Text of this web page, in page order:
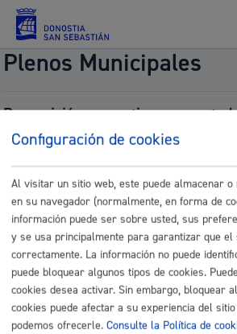
Plenos Municipales
Proposición normativa,
Elkarrekin Donostia, de
Ordenanza Fiscal reguladora del
Construcciones, Instalaciones y
texto tachado art.7). (ORER-24)
Fecha del pleno:09/25/2025
Comisión:Comisión de
Documentos
26.- 725.- Elkarrekin
26.- 725.-
Configuración de cookies
Al visitar un sitio web, este puede almacenar
en su navegador (normalmente, en forma de
información puede ser sobre usted, sus
y se usa principalmente para garantizar que el
correctamente. La información no puede
puede bloquear algunos tipos de cookies.
cookies desea activar. Sin embargo, bloquear
cookies puede afectar a su experiencia del
podemos ofrecerle. Consulte la Política de